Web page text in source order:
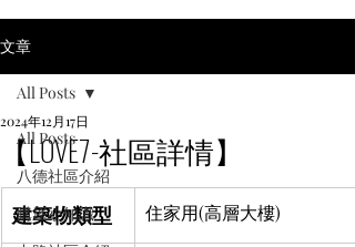
文章
All Posts
八德社區介紹
購屋小知識
All Posts
【LOVE7-社區詳情】
2024年12月17日
建築物類型 住家用(高層大樓)